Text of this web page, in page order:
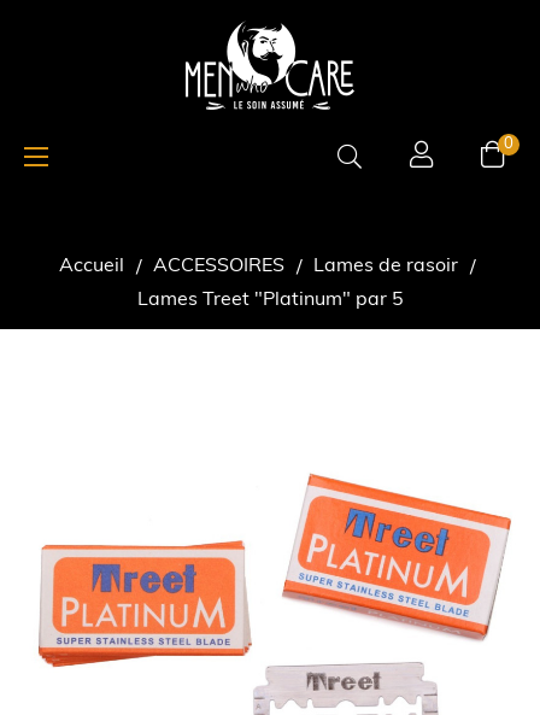
0
Basculer
la
☰
Accueil ACCESSOIRES
Lames de rasoir
Lames Treet "Platinum" par 5